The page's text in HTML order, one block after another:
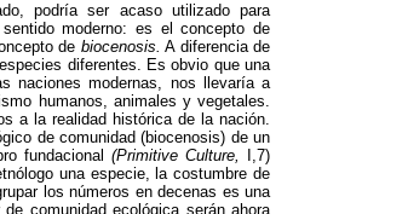
podría ser acaso utilizado para
moderno: es el concepto de
de biocenosis. A diferencia de
diferentes. Es obvio que una
naciones modernas, nos llevaría a
humanos, animales y vegetales.
a la realidad histórica de la nación.
de comunidad (biocenosis) de un
fundacional (Primitive Culture,
I,7)
una especie, la costumbre de
los números en decenas es una
comunidad ecológica serán ahora